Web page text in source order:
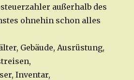
außerhalb des
ohnehin schon alles
Gebäude, Ausrüstung,
Inventar,